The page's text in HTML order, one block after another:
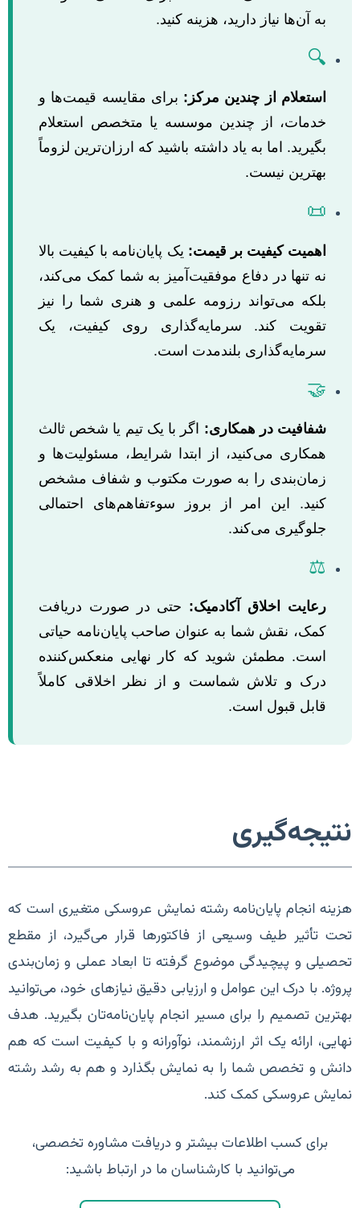
به آن‌ها نیاز دارید، هزینه کنید.
🔍
استعلام از چندین مرکز: برای مقایسه قیمت‌ها و
خدمات، از چندین موسسه یا متخصص استعلام
بگیرید. اما به یاد داشته باشید که ارزان‌ترین لزوماً
بهترین نیست.
📜
اهمیت کیفیت بر قیمت: یک پایان‌نامه با کیفیت بالا
نه تنها در دفاع موفقیت‌آمیز به شما کمک می‌کند،
بلکه می‌تواند رزومه علمی و هنری شما را نیز
تقویت کند. سرمایه‌گذاری روی کیفیت، یک
سرمایه‌گذاری بلندمدت است.
🤝
شفافیت در همکاری: اگر با یک تیم یا شخص ثالث
همکاری می‌کنید، از ابتدا شرایط، مسئولیت‌ها و
زمان‌بندی را به صورت مکتوب و شفاف مشخص
کنید. این امر از بروز سوءتفاهم‌های احتمالی
جلوگیری می‌کند.
⚖️
رعایت اخلاق آکادمیک: حتی در صورت دریافت
کمک، نقش شما به عنوان صاحب پایان‌نامه حیاتی
است. مطمئن شوید که کار نهایی منعکس‌کننده
درک و تلاش شماست و از نظر اخلاقی کاملاً
قابل قبول است.
نتیجه‌گیری
هزینه انجام پایان‌نامه رشته نمایش عروسکی متغیری است که
تحت تأثیر طیف وسیعی از فاکتورها قرار می‌گیرد، از مقطع
تحصیلی و پیچیدگی موضوع گرفته تا ابعاد عملی و زمان‌بندی
پروژه. با درک این عوامل و ارزیابی دقیق نیازهای خود، می‌توانید
بهترین تصمیم را برای مسیر انجام پایان‌نامه‌تان بگیرید. هدف
نهایی، ارائه یک اثر ارزشمند، نوآورانه و با کیفیت است که هم
دانش و تخصص شما را به نمایش بگذارد و هم به رشد رشته
نمایش عروسکی کمک کند.
برای کسب اطلاعات بیشتر و دریافت مشاوره تخصصی،
می‌توانید با کارشناسان ما در ارتباط باشید: